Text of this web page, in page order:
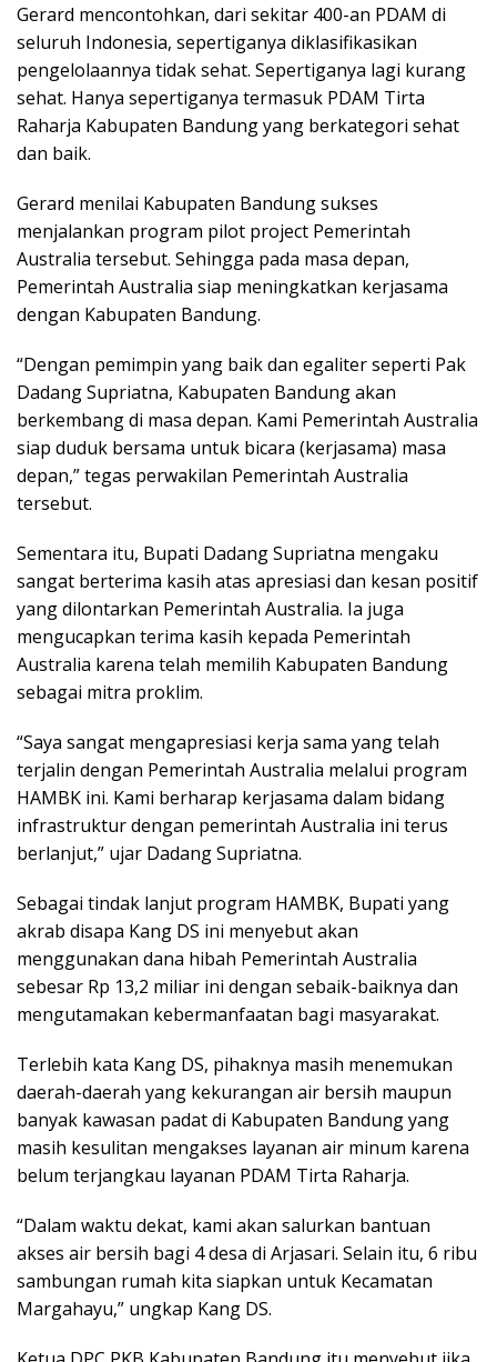
Gerard mencontohkan, dari sekitar 400-an PDAM di
seluruh Indonesia, sepertiganya diklasifikasikan
pengelolaannya tidak sehat. Sepertiganya lagi kurang
sehat. Hanya sepertiganya termasuk PDAM Tirta
Raharja Kabupaten Bandung yang berkategori sehat
dan baik.
Gerard menilai Kabupaten Bandung sukses
menjalankan program pilot project Pemerintah
Australia tersebut. Sehingga pada masa depan,
Pemerintah Australia siap meningkatkan kerjasama
dengan Kabupaten Bandung.
“Dengan pemimpin yang baik dan egaliter seperti Pak
Dadang Supriatna, Kabupaten Bandung akan
berkembang di masa depan. Kami Pemerintah Australia
siap duduk bersama untuk bicara (kerjasama) masa
depan,” tegas perwakilan Pemerintah Australia
tersebut.
Sementara itu, Bupati Dadang Supriatna mengaku
sangat berterima kasih atas apresiasi dan kesan positif
yang dilontarkan Pemerintah Australia. Ia juga
mengucapkan terima kasih kepada Pemerintah
Australia karena telah memilih Kabupaten Bandung
sebagai mitra proklim.
“Saya sangat mengapresiasi kerja sama yang telah
terjalin dengan Pemerintah Australia melalui program
HAMBK ini. Kami berharap kerjasama dalam bidang
infrastruktur dengan pemerintah Australia ini terus
berlanjut,” ujar Dadang Supriatna.
Sebagai tindak lanjut program HAMBK, Bupati yang
akrab disapa Kang DS ini menyebut akan
menggunakan dana hibah Pemerintah Australia
sebesar Rp 13,2 miliar ini dengan sebaik-baiknya dan
mengutamakan kebermanfaatan bagi masyarakat.
Terlebih kata Kang DS, pihaknya masih menemukan
daerah-daerah yang kekurangan air bersih maupun
banyak kawasan padat di Kabupaten Bandung yang
masih kesulitan mengakses layanan air minum karena
belum terjangkau layanan PDAM Tirta Raharja.
“Dalam waktu dekat, kami akan salurkan bantuan
akses air bersih bagi 4 desa di Arjasari. Selain itu, 6 ribu
sambungan rumah kita siapkan untuk Kecamatan
Margahayu,” ungkap Kang DS.